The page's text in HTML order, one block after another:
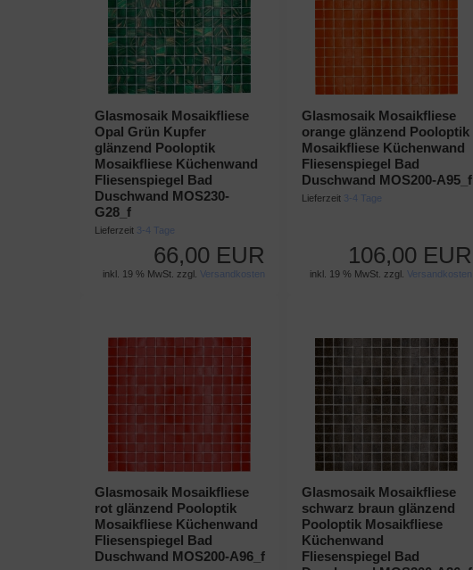
Glasmosaik Mosaikfliese
Opal Grün Kupfer
glänzend Pooloptik
Mosaikfliese Küchenwand
Fliesenspiegel Bad
Duschwand MOS230-
G28_f
Lieferzeit 3-4 Tage
66,00 EUR
inkl. 19 % MwSt. zzgl. Versandkosten
Glasmosaik Mosaikfliese
orange glänzend Pooloptik
Mosaikfliese Küchenwand
Fliesenspiegel Bad
Duschwand MOS200-A95_f
Lieferzeit 3-4 Tage
106,00 EUR
inkl. 19 % MwSt. zzgl.Versandkosten
Glasmosaik Mosaikfliese
rot glänzend Pooloptik
Mosaikfliese Küchenwand
Fliesenspiegel Bad
Duschwand MOS200-A96_f
Glasmosaik Mosaikfliese
schwarz braun glänzend
Pooloptik Mosaikfliese
Küchenwand
Fliesenspiegel Bad